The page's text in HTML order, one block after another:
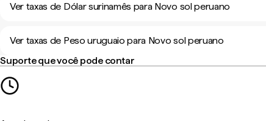
Ver taxas de Dólar surinamês para Novo sol peruano
Ver taxas de Peso uruguaio para Novo sol peruano
Suporte que você pode contar